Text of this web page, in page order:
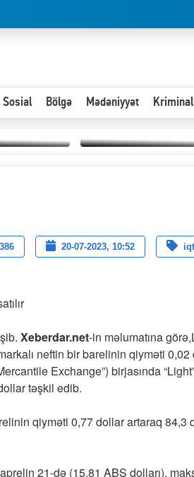
Sosial Bölgə Mədəniyyət Kriminal
vizası —
cibində
386 20-07-2023, 10:52
Xeberdar.net-in məlumatına
neftin bir barelinin qiyməti
Exchange”) birjasında
təşkil edib.
qiyməti 0,77 dollar artaraq 84,3
21-də (15,81 ABŞ dolları),